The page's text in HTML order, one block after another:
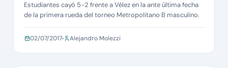
Estudiantes cayó 5-2 frente a Vélez en la ante última fecha
de la primera rueda del torneo Metropolitano B masculino.
02/07/2017 Alejandro Molezzi